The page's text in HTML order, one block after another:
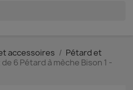
accessoires
Pétard et
6 Pétard à mèche Bison 1 -